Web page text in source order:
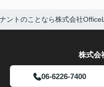
ントのことなら株式会社
株式会
06-6226-7400